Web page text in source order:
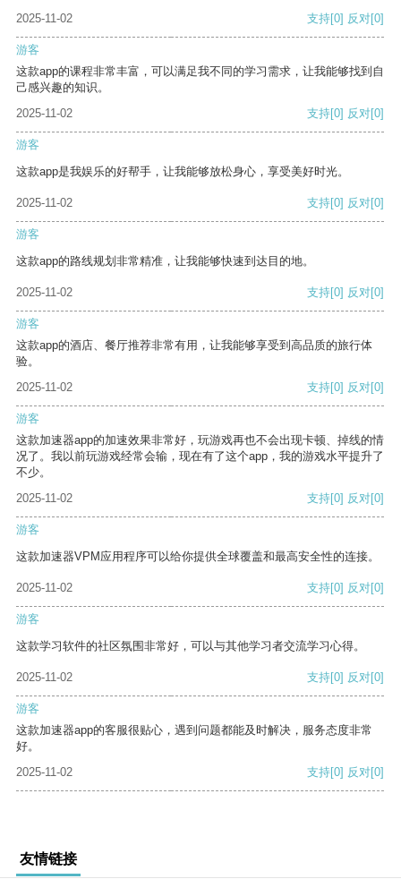
2025-11-02 支持[0] 反对[0]
游客
这款app的课程非常丰富，可以满足我不同的学习需求，让我能够找到自
己感兴趣的知识。
2025-11-02
支持[0] 反对[0]
游客
这款app是我娱乐的好帮手，让我能够放松身心，享受美好时光。
2025-11-02 支持[0] 反对[0]
游客
这款app的路线规划非常精准，让我能够快速到达目的地。
2025-11-02 支持[0] 反对[0]
游客
这款app的酒店、餐厅推荐非常有用，让我能够享受到高品质的旅行体
验。
2025-11-02
支持[0] 反对[0]
游客
这款加速器app的加速效果非常好，玩游戏再也不会出现卡顿、掉线的情
况了。我以前玩游戏经常会输，现在有了这个app，我的游戏水平提升了
不少。
2025-11-02
支持[0] 反对[0]
游客
这款加速器VPM应用程序可以给你提供全球覆盖和最高安全性的连接。
2025-11-02 支持[0] 反对[0]
游客
这款学习软件的社区氛围非常好，可以与其他学习者交流学习心得。
2025-11-02 支持[0] 反对[0]
游客
这款加速器app的客服很贴心，遇到问题都能及时解决，服务态度非常
好。
2025-11-02
支持[0] 反对[0]
友情链接